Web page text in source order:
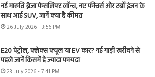
नई मारुति ब्रेजा फेसलिफ्ट लॉन्च, नए फीचर्स और टर्बो इंजन के
साथ आई SUV, जानें क्या है कीमत
26 July 2026 - 3:56 PM
E20 पेट्रोल, फ्लेक्स फ्यूल या EV कार? नई गाड़ी खरीदने से
पहले जानें किसमें है ज्यादा फायदा
23 July 2026 - 7:41 PM